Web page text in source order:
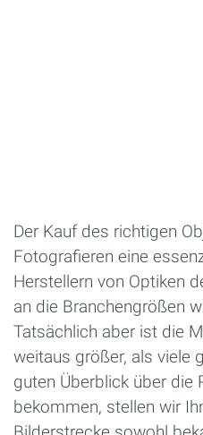
Der Kauf des richtigen
Fotografieren eine
Herstellern von Optiken
an die Branchengrößen
Tatsächlich aber ist die
weitaus größer, als viele
guten Überblick über die
bekommen, stellen wir